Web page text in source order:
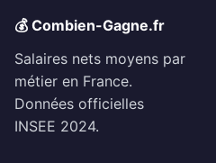
💰 Combien-Gagne.fr
Salaires nets moyens par
métier en France.
Données officielles
INSEE 2024.